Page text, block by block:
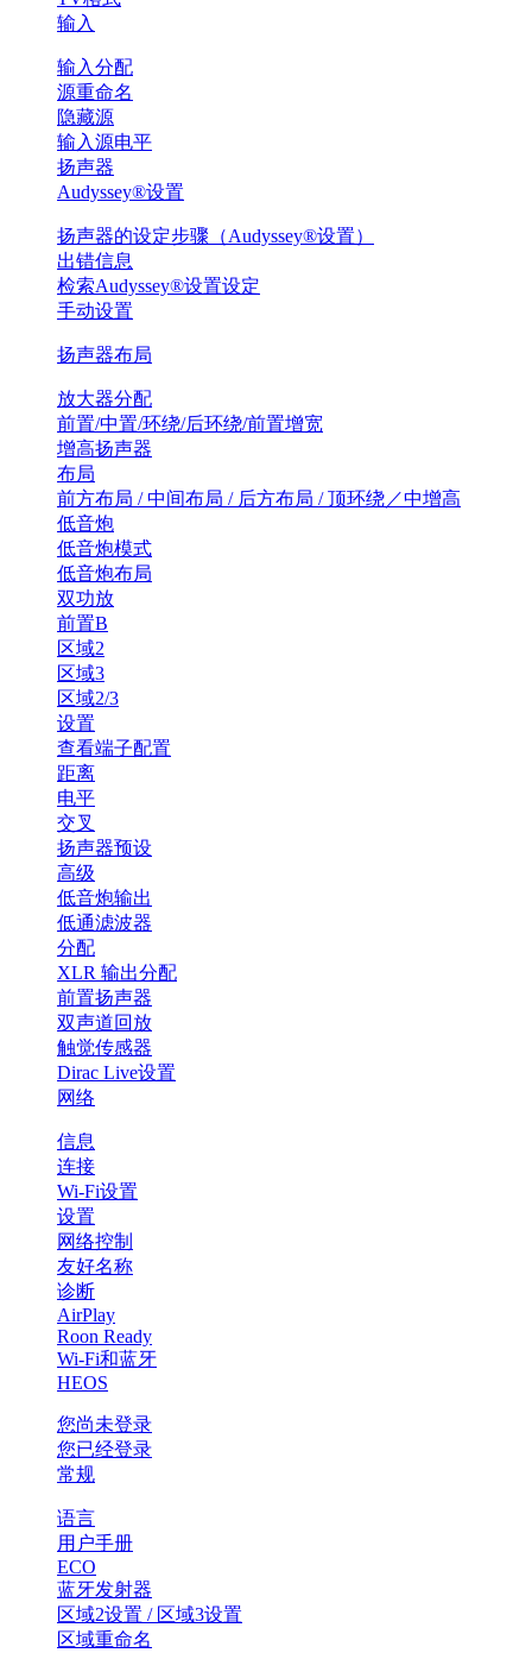
输入
输入分配
源重命名
隐藏源
输入源电平
扬声器
Audyssey®设置
扬声器的设定步骤（Audyssey®设置）
出错信息
检索Audyssey®设置设定
手动设置
扬声器布局
放大器分配
前置/中置/环绕/后环绕/前置增宽
增高扬声器
布局
前方布局 / 中间布局 / 后方布局 / 顶环绕／中增高
低音炮
低音炮模式
低音炮布局
双功放
前置B
区域2
区域3
区域2/3
设置
查看端子配置
距离
电平
交叉
扬声器预设
高级
低音炮输出
低通滤波器
分配
XLR 输出分配
前置扬声器
双声道回放
触觉传感器
Dirac Live设置
网络
信息
连接
Wi-Fi设置
设置
网络控制
友好名称
诊断
AirPlay
Roon Ready
Wi-Fi和蓝牙
HEOS
您尚未登录
您已经登录
常规
语言
用户手册
ECO
蓝牙发射器
区域2设置 / 区域3设置
区域重命名